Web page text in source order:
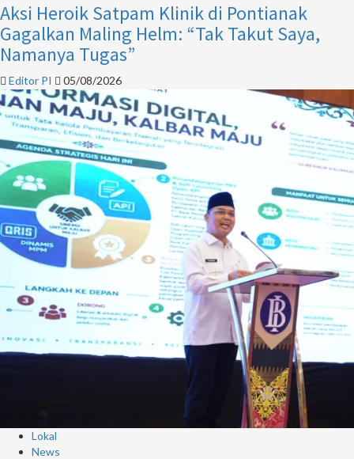
Aksi Heroik Satpam Klinik di Pontianak
Gagalkan Maling Helm: “Tak Takut Saya,
Namanya Tugas”
Editor PI 05/08/2026
Lokal
News